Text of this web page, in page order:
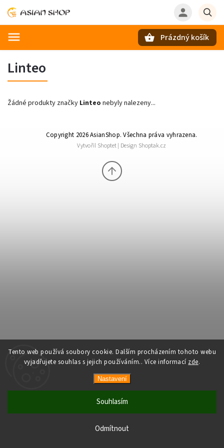
Tento web používá soubory cookie. Dalším procházením tohoto webu
vyjadřujete souhlas s jejich používáním.. Více informací zde.
Nastavení
Odmítnout
Souhlasím
Prázdný košík
Linteo
Žádné produkty značky Linteo nebyly nalezeny...
Copyright 2026AsianShop. Všechna práva vyhrazena.
Vytvořil Shoptet| Design Shoptak.cz